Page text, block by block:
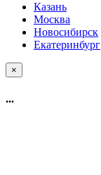
Казань
Москва
Новосибирск
Екатеринбург
×
...